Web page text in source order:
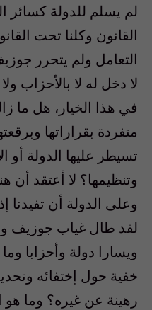
لم يسلم للدولة كسائر
القانون وكلنا تحت
التعامل ولم يتحرر
لا دخل له لا بالأحزاب
في هذا الخيار، هل ما
متفردة بقراراتها
تسيطر عليها الدولة أو
وتنظيمها؟ لا أعتقد أن
وعلى الدولة أن تفيدنا
لقد طال غياب جوزيف
ويسارا دولة وأحزابا
خفية حول إختفائه
رهينة عن غيره؟ وما هو